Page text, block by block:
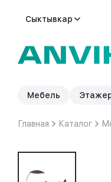
Сыктывкар
Мебель
Главная Каталог